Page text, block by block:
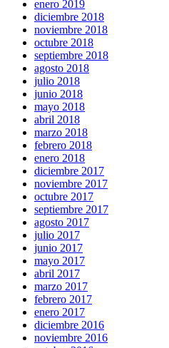
enero 2019
diciembre 2018
noviembre 2018
octubre 2018
septiembre 2018
agosto 2018
julio 2018
junio 2018
mayo 2018
abril 2018
marzo 2018
febrero 2018
enero 2018
diciembre 2017
noviembre 2017
octubre 2017
septiembre 2017
agosto 2017
julio 2017
junio 2017
mayo 2017
abril 2017
marzo 2017
febrero 2017
enero 2017
diciembre 2016
noviembre 2016